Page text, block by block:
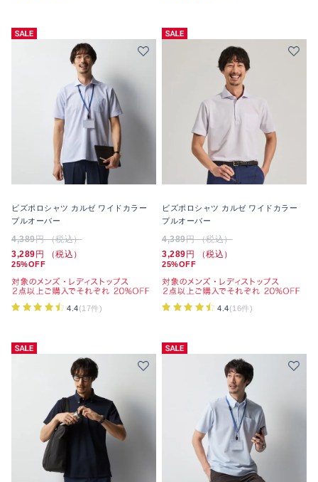
ビズポロシャツ カルゼ ワイドカラー
プルオーバー
4,389円 （税込）
3,289円 （税込）
25%OFF
4.4(17件)
ビズポロシャツ カルゼ ワイドカラー
プルオーバー
4,389円 （税込）
3,289円 （税込）
25%OFF
4.4(16件)